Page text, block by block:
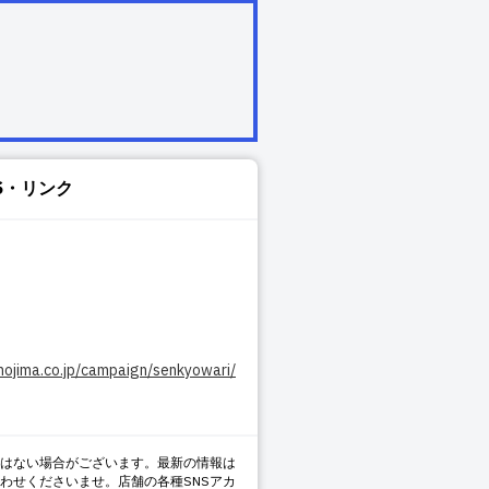
リンク
campaign/senkyowari/
ない場合がございます。最新の情報は
せくださいませ。店舗の各種SNSアカ